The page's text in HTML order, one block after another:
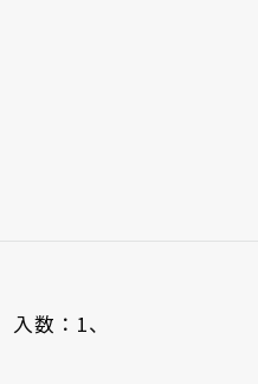
入数：1、